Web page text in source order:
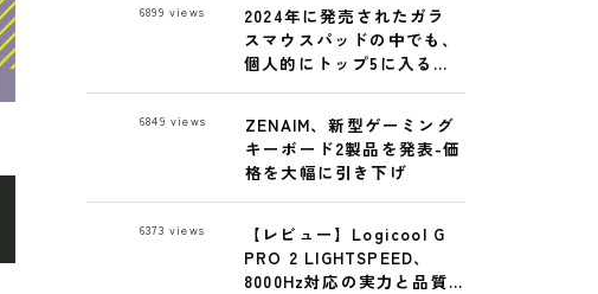
2024年に発売されたガラ
スマウスパッドの中でも、
個人的にトップ5に入る逸
Mousepad レビュー
6899 views
ZENAIM、新型ゲーミング
キーボード2製品を発表-価
格を大幅に引き下げ
6849 views
【レビュー】Logicool G
PRO 2 LIGHTSPEED、
8000Hz対応の実力と品質
6373 views